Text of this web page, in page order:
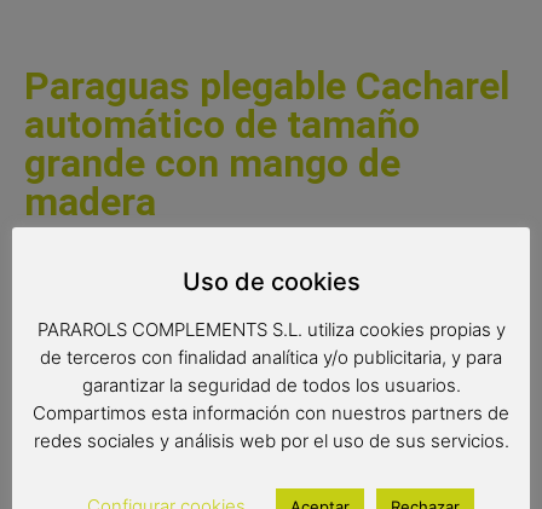
Paraguas plegable Cacharel
automático de tamaño
grande con mango de
madera
automático. Un paraguas de tamaño grande de color
negro con un elegante mango curvado de madera.
Paraguas de gran calidad y resistencia con varillas
antiviento y tejido extraresistente al agua. Un paraguas
excelente de la reconocida marca Cacharel.
Complemento de moda
Uso de cookies
PARAROLS COMPLEMENTS S.L. utiliza cookies propias y
de terceros con finalidad analítica y/o publicitaria, y para
garantizar la seguridad de todos los usuarios.
Compartimos esta información con nuestros partners de
redes sociales y análisis web por el uso de sus servicios.